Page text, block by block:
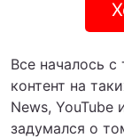
Все началось с
контент на
News, YouTube
задумался о